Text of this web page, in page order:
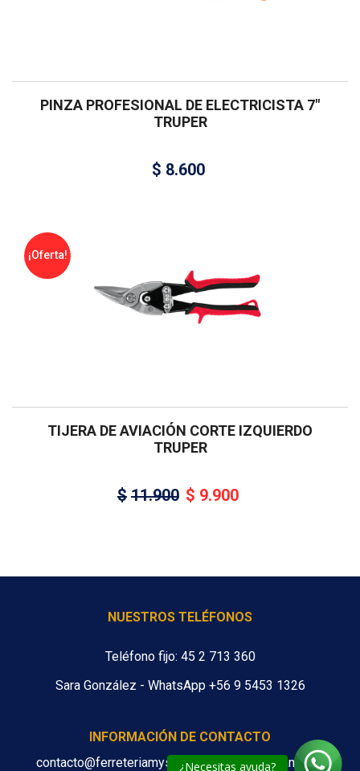
¿Necesitas ayuda?
PINZA PROFESIONAL DE ELECTRICISTA 7″
TRUPER
$ 8.600
¡Oferta!
TIJERA DE AVIACIÓN CORTE IZQUIERDO
TRUPER
$ 11.900 $ 9.900
NUESTROS TELÉFONOS
Teléfono fijo: 45 2 713 360
Sara González - WhatsApp +56 9 5453 1326
INFORMACIÓN DE CONTACTO
contacto@ferreteriamys.cl ventas@ferreteriamys.cl